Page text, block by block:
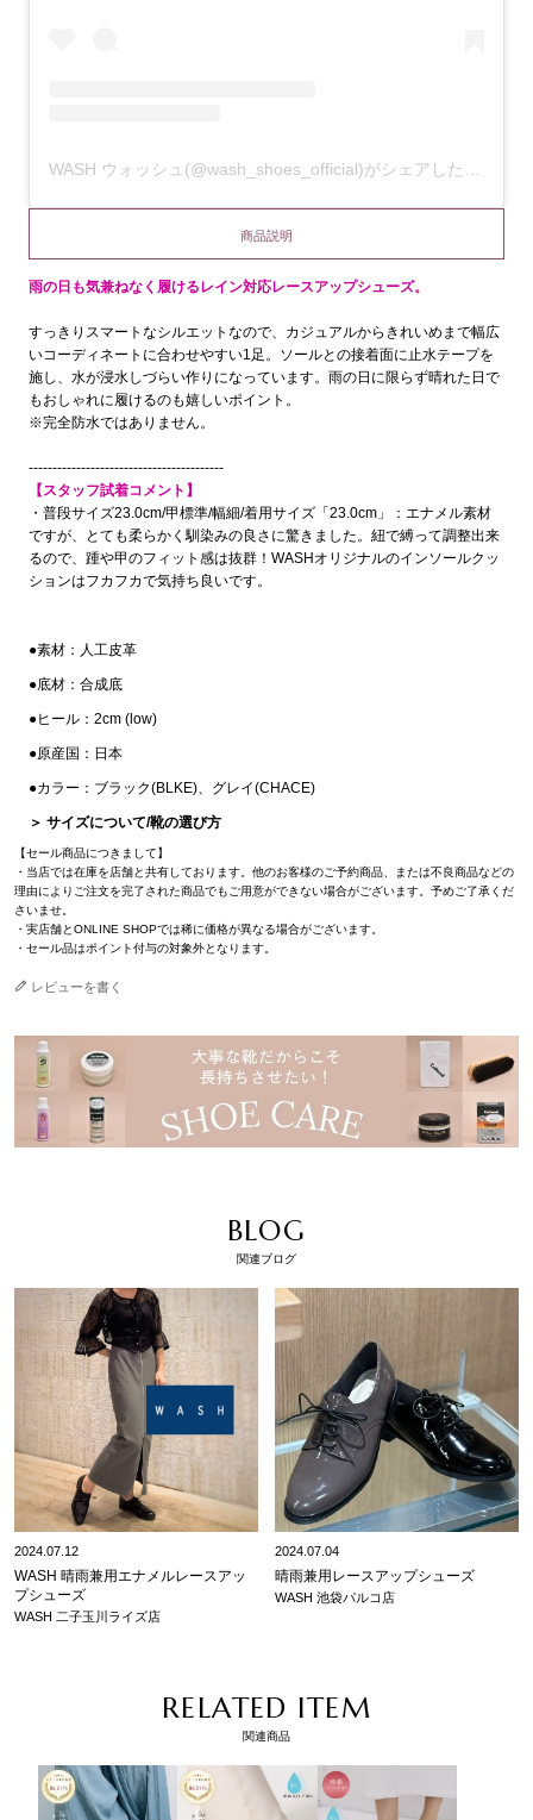
商品説明
雨の日も気兼ねなく履けるレイン対応レースアップシューズ。
すっきりスマートなシルエットなので、カジュアルからきれいめまで幅広
いコーディネートに合わせやすい1足。ソールとの接着面に止水テープを
施し、水が浸水しづらい作りになっています。雨の日に限らず晴れた日で
もおしゃれに履けるのも嬉しいポイント。
※完全防水ではありません。
-----------------------------------------
【スタッフ試着コメント】
・普段サイズ23.0cm/甲標準/幅細/着用サイズ「23.0cm」：エナメル素材
ですが、とても柔らかく馴染みの良さに驚きました。紐で縛って調整出来
るので、踵や甲のフィット感は抜群！WASHオリジナルのインソールクッ
ションはフカフカで気持ち良いです。
●素材：人工皮革
●底材：合成底
●ヒール：2cm (low)
●原産国：日本
●カラー：ブラック(BLKE)、グレイ(CHACE)
＞ サイズについて/靴の選び方
【セール商品につきまして】
・当店では在庫を店舗と共有しております。他のお客様のご予約商品、または不良商品などの
理由によりご注文を完了された商品でもご用意ができない場合がございます。予めご了承くだ
さいませ。
・実店舗とONLINE SHOPでは稀に価格が異なる場合がございます。
・セール品はポイント付与の対象外となります。
レビューを書く
BLOG
関連ブログ
2024.07.12
WASH 晴雨兼用エナメルレースアッ
プシューズ
WASH 二子玉川ライズ店
2024.07.04
晴雨兼用レースアップシューズ
WASH 池袋パルコ店
RELATED ITEM
関連商品